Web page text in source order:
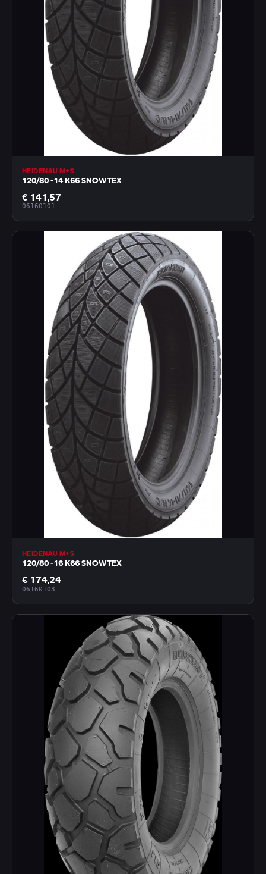
HEIDENAU M+S
120/80 -14 K66 SNOWTEX
€ 141,57
06160101
HEIDENAU M+S
120/80 -16 K66 SNOWTEX
€ 174,24
06160103